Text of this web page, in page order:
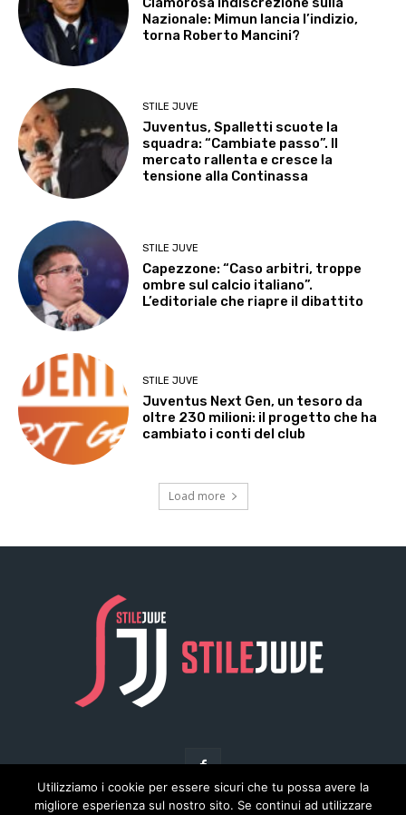
Utilizziamo i cookie per essere sicuri che tu possa avere la
migliore esperienza sul nostro sito. Se continui ad utilizzare